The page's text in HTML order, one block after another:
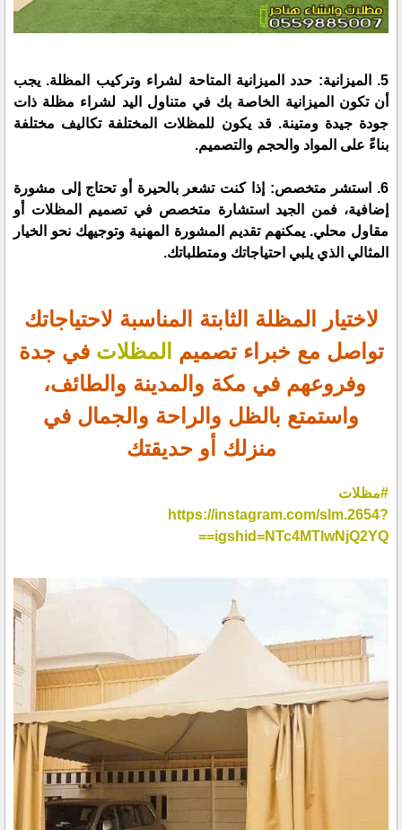
5. الميزانية: حدد الميزانية المتاحة لشراء وتركيب المظلة. يجب
أن تكون الميزانية الخاصة بك في متناول اليد لشراء مظلة ذات
جودة جيدة ومتينة. قد يكون للمظلات المختلفة تكاليف مختلفة
بناءً على المواد والحجم والتصميم.
6. استشر متخصص: إذا كنت تشعر بالحيرة أو تحتاج إلى مشورة
إضافية، فمن الجيد استشارة متخصص في تصميم المظلات أو
مقاول محلي. يمكنهم تقديم المشورة المهنية وتوجيهك نحو الخيار
المثالي الذي يلبي احتياجاتك ومتطلباتك.
لاختيار المظلة الثابتة المناسبة لاحتياجاتك
تواصل مع خبراء تصميم
المظلات في جدة
وفروعهم في مكة والمدينة والطائف،
واستمتع بالظل والراحة والجمال في
منزلك أو حديقتك
#مظلات
https://instagram.com/slm.2654?
igshid=NTc4MTIwNjQ2YQ==